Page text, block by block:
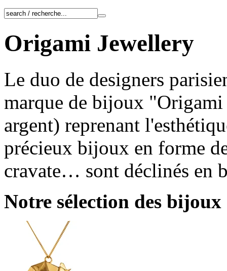
Origami Jewellery
Le duo de designers
marque de bijoux
argent) reprenant
précieux bijoux en forme
cravate… sont déclinés en
Notre sélection des